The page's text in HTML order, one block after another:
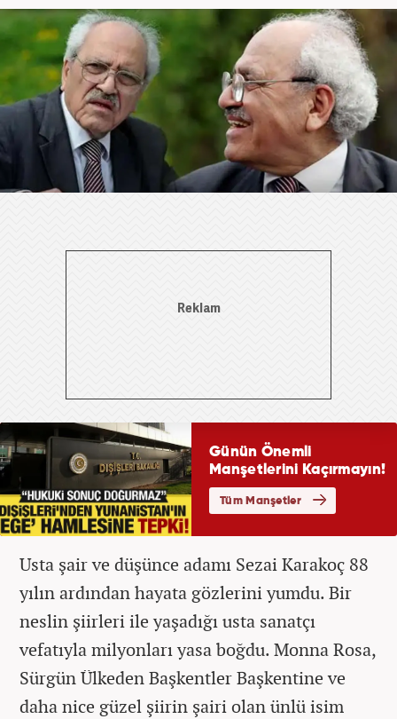
Usta şair ve düşünce adamı Sezai Karakoç 88
yılın ardından hayata gözlerini yumdu. Bir
neslin şiirleri ile yaşadığı usta sanatçı
vefatıyla milyonları yasa boğdu. Monna Rosa,
Sürgün Ülkeden Başkentler Başkentine ve
daha nice güzel şiirin şairi olan ünlü isim